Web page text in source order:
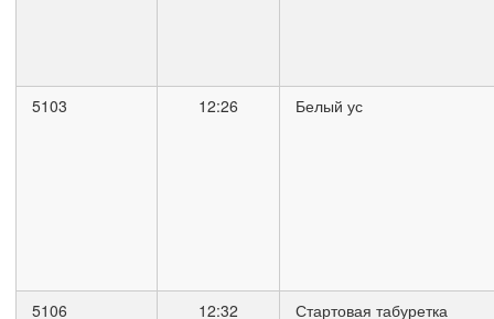
5103 12:26 Белый ус
5106 12:32 Стартовая табуретка